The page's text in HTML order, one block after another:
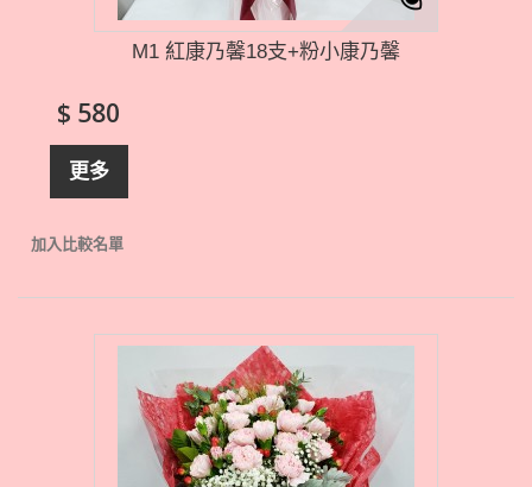
M1 紅康乃馨18支+粉小康乃馨
$ 580
更多
加入比較名單